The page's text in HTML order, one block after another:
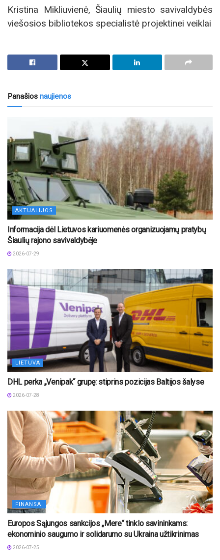
Kristina Mikliuvienė, Šiaulių miesto savivaldybės
viešosios bibliotekos specialistė projektinei veiklai
Panašios naujienos
AKTUALIJOS
Informacija dėl Lietuvos kariuomenės organizuojamų pratybų
Šiaulių rajono savivaldybėje
2026-07-29
LIETUVA
DHL perka „Venipak“ grupę: stiprins pozicijas Baltijos šalyse
2026-07-28
FINANSAI
Europos Sąjungos sankcijos „Mere“ tinklo savininkams:
ekonominio saugumo ir solidarumo su Ukraina užtikrinimas
2026-07-25